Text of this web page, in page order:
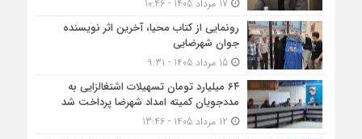
رونمایی از کتاب محیا، آخرین اثر نویسنده
جوان شهرضایی
15 مرداد 1405 - 9:31
۶۴ میلیارد تومان تسهیلات اشتغالزایی به
مددجویان کمیته امداد شهرضا پرداخت شد